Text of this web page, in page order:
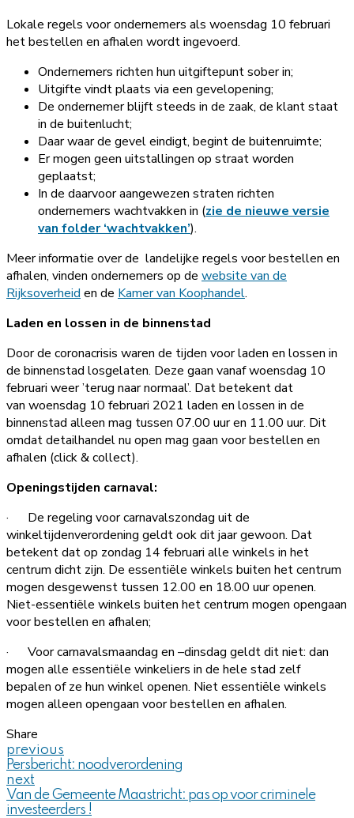
Lokale regels voor ondernemers als woensdag 10 februari
het bestellen en afhalen wordt ingevoerd.
Ondernemers richten hun uitgiftepunt sober in;
Uitgifte vindt plaats via een gevelopening;
De ondernemer blijft steeds in de zaak, de klant staat
in de buitenlucht;
Daar waar de gevel eindigt, begint de buitenruimte;
Er mogen geen uitstallingen op straat worden
geplaatst;
In de daarvoor aangewezen straten richten
ondernemers wachtvakken in (zie de nieuwe versie
van folder ‘wachtvakken’).
Meer informatie over de landelijke regels voor bestellen en
afhalen, vinden ondernemers op de website van de
Rijksoverheid en de Kamer van Koophandel.
Laden en lossen in de binnenstad
Door de coronacrisis waren de tijden voor laden en lossen in
de binnenstad losgelaten. Deze gaan vanaf woensdag 10
februari weer ’terug naar normaal’. Dat betekent dat
van woensdag 10 februari 2021 laden en lossen in de
binnenstad alleen mag tussen 07.00 uur en 11.00 uur. Dit
omdat detailhandel nu open mag gaan voor bestellen en
afhalen (click & collect).
Openingstijden carnaval:
· De regeling voor carnavalszondag uit de
winkeltijdenverordening geldt ook dit jaar gewoon. Dat
betekent dat op zondag 14 februari alle winkels in het
centrum dicht zijn. De essentiële winkels buiten het centrum
mogen desgewenst tussen 12.00 en 18.00 uur openen.
Niet-essentiële winkels buiten het centrum mogen opengaan
voor bestellen en afhalen;
· Voor carnavalsmaandag en –dinsdag geldt dit niet: dan
mogen alle essentiële winkeliers in de hele stad zelf
bepalen of ze hun winkel openen. Niet essentiële winkels
mogen alleen opengaan voor bestellen en afhalen.
Share
previous
Persbericht: noodverordening
next
Van de Gemeente Maastricht: pas op voor criminele
investeerders !